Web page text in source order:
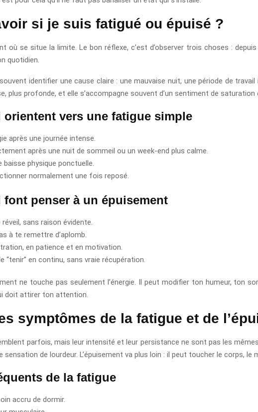
si je suis fatigué ou épuisé ?
où se situe la limite. Le bon réflexe, c’est d’observer trois choses :
quotidien.
identifier une cause claire : une mauvaise nuit, une période de
plus profonde, et elle s’accompagne souvent d’un sentiment de saturation
orientent vers une fatigue simple
après une journée intense.
après une nuit de sommeil ou un week-end plus calme.
physique ponctuelle.
normalement une fois reposé.
penser à un épuisement
sans raison évidente.
à te remettre d’aplomb.
en patience et en motivation.
“tenir” en continu, sans vraie récupération.
ne touche pas seulement l’énergie. Il peut modifier ton humeur, ton
doit attirer ton attention.
symptômes de la fatigue et de
parfois, mais leur intensité et leur persistance ne sont pas les
sensation de lourdeur. L’épuisement va plus loin : il peut toucher le corps, le
de la fatigue
accru de dormir.